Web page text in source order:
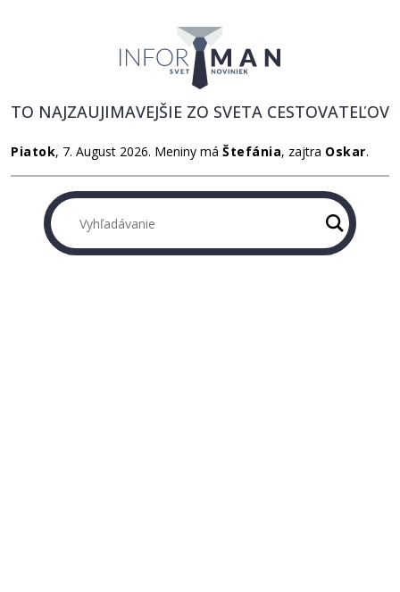
Piatok, 7. August 2026. Meniny má Štefánia, zajtra Oskar.
TO NAJZAUJIMAVEJŠIE ZO SVETA CESTOVATEĽOV